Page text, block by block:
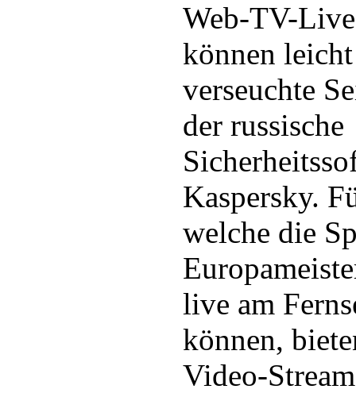
Web-TV-
können
verseuchte
der russische
Kaspersky.
welche die
live am
können,
Video-